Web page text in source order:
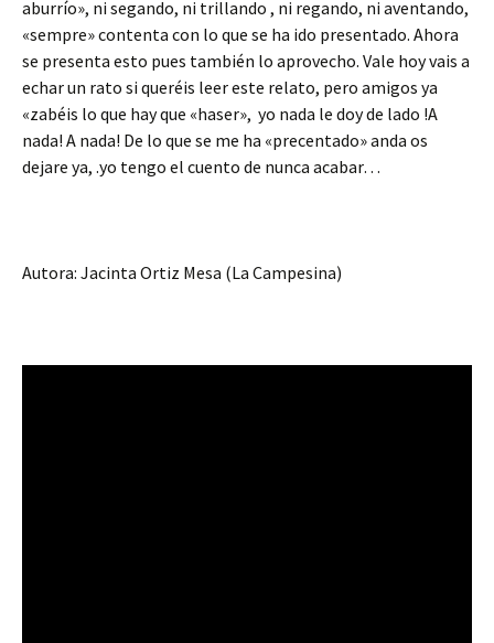
aburrío», ni segando, ni trillando , ni regando, ni aventando,
«sempre» contenta con lo que se ha ido presentado. Ahora
se presenta esto pues también lo aprovecho. Vale hoy vais a
echar un rato si queréis leer este relato, pero amigos ya
«zabéis lo que hay que «haser», yo nada le doy de lado !A
nada! A nada! De lo que se me ha «precentado» anda os
dejare ya, .yo tengo el cuento de nunca acabar…
Autora: Jacinta Ortiz Mesa (La Campesina)